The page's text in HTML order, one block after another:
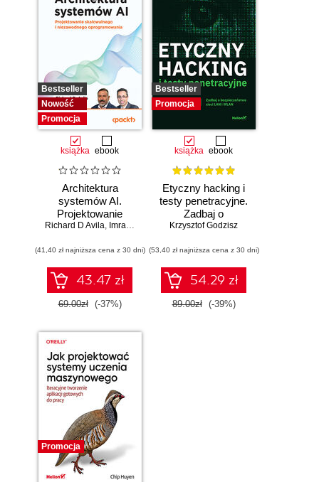
Bestseller
Nowość
Promocja
książka ebook
Architektura
systemów AI.
Projektowanie
skalowalnego i
oprogramowania
Richard D Avila, Imran Ahmad
(41,40 zł najniższa cena z 30 dni)
43.47 zł
69.00zł (-37%)
Bestseller
Promocja
książka ebook
Etyczny hacking i
testy penetracyjne.
Zadbaj o
bezpieczeństwo
Krzysztof Godzisz
(53,40 zł najniższa cena z 30 dni)
54.29 zł
89.00zł (-39%)
Promocja